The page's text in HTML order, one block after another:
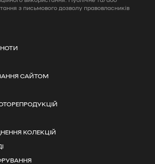
з письмового дозволу правовласників
САЙТОМ
КОЛЕКЦІЙ